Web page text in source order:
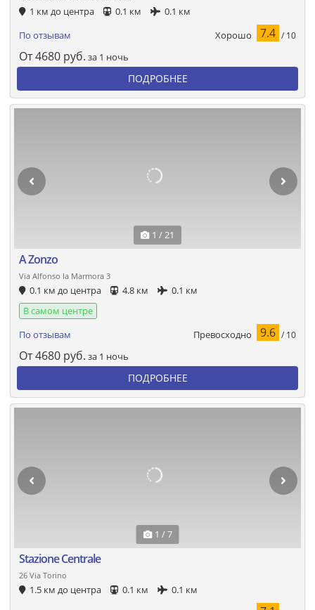
1 км до центра 0.1 км
0.1 км
По отзывам
Хорошо 7.4 / 10
От4680 руб. за 1 ночь
ПОДРОБНЕЕ
1 / 21
A Zonzo
Via Alfonso la Marmora 3
0.1 км до центра 4.8 км
0.1 км
В самом центре
По отзывам
Превосходно 9.6 / 10
От4680 руб. за 1 ночь
ПОДРОБНЕЕ
1 / 7
Stazione Centrale
26 Via Torino
1.5 км до центра 0.1 км
0.1 км